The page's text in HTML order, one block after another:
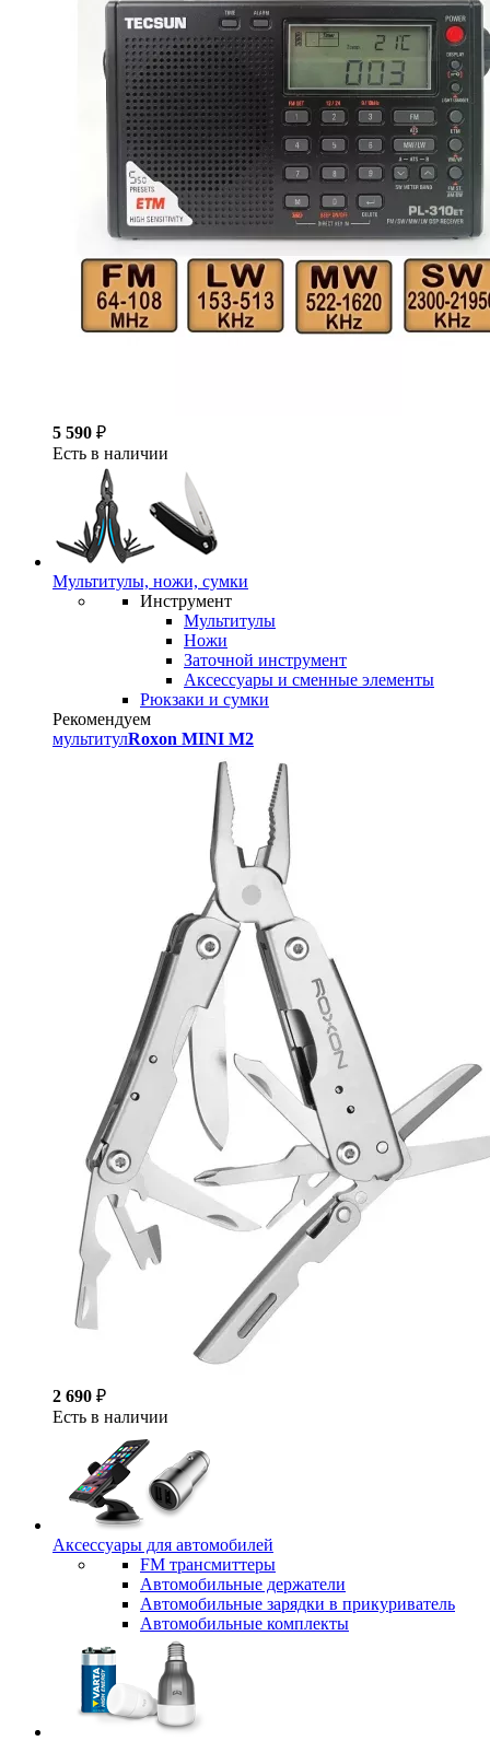
5 590 ₽
Есть в наличии
Мультитулы, ножи, сумки
Инструмент
Мультитулы
Ножи
Заточной инструмент
Аксессуары и сменные элементы
Рюкзаки и сумки
Рекомендуем
мультитулRoxon MINI M2
2 690 ₽
Есть в наличии
Аксессуары для автомобилей
FM трансмиттеры
Автомобильные держатели
Автомобильные зарядки в прикуриватель
Автомобильные комплекты